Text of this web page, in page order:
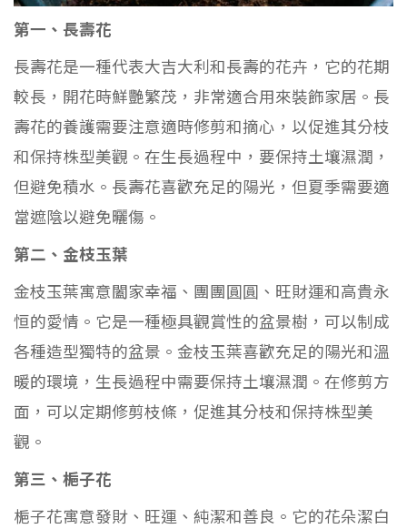
第一、長壽花
長壽花是一種代表大吉大利和長壽的花卉，它的花期
較長，開花時鮮艷繁茂，非常適合用來裝飾家居。長
壽花的養護需要注意適時修剪和摘心，以促進其分枝
和保持株型美觀。在生長過程中，要保持土壤濕潤，
但避免積水。長壽花喜歡充足的陽光，但夏季需要適
當遮陰以避免曬傷。
第二、金枝玉葉
金枝玉葉寓意闔家幸福、團團圓圓、旺財運和高貴永
恒的愛情。它是一種極具觀賞性的盆景樹，可以制成
各種造型獨特的盆景。金枝玉葉喜歡充足的陽光和溫
暖的環境，生長過程中需要保持土壤濕潤。在修剪方
面，可以定期修剪枝條，促進其分枝和保持株型美
觀。
第三、梔子花
梔子花寓意發財、旺運、純潔和善良。它的花朵潔白